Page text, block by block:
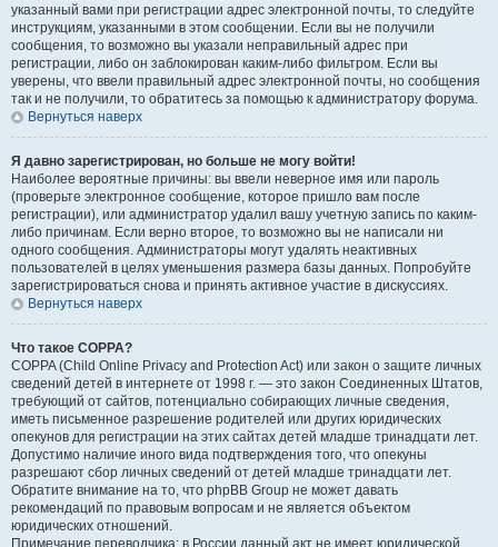
указанный вами при регистрации адрес электронной почты, то следуйте
инструкциям, указанными в этом сообщении. Если вы не получили
сообщения, то возможно вы указали неправильный адрес при
регистрации, либо он заблокирован каким-либо фильтром. Если вы
уверены, что ввели правильный адрес электронной почты, но сообщения
так и не получили, то обратитесь за помощью к администратору форума.
Вернуться наверх
Я давно зарегистрирован, но больше не могу войти!
Наиболее вероятные причины: вы ввели неверное имя или пароль
(проверьте электронное сообщение, которое пришло вам после
регистрации), или администратор удалил вашу учетную запись по каким-
либо причинам. Если верно второе, то возможно вы не написали ни
одного сообщения. Администраторы могут удалять неактивных
пользователей в целях уменьшения размера базы данных. Попробуйте
зарегистрироваться снова и принять активное участие в дискуссиях.
Вернуться наверх
Что такое COPPA?
COPPA (Child Online Privacy and Protection Act) или закон о защите личных
сведений детей в интернете от 1998 г. — это закон Соединенных Штатов,
требующий от сайтов, потенциально собирающих личные сведения,
иметь письменное разрешение родителей или других юридических
опекунов для регистрации на этих сайтах детей младше тринадцати лет.
Допустимо наличие иного вида подтверждения того, что опекуны
разрешают сбор личных сведений от детей младше тринадцати лет.
Обратите внимание на то, что phpBB Group не может давать
рекомендаций по правовым вопросам и не является объектом
юридических отношений.
Примечание переводчика: в России данный акт не имеет юридической